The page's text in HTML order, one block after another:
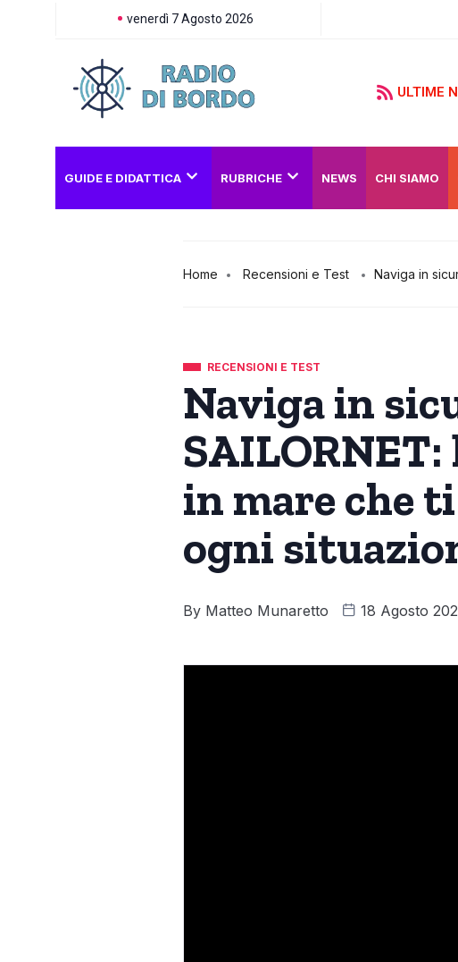
venerdì 7 Agosto 2026
ULTIME
GUIDE E DIDATTICA RUBRICHE NEWS CHI SIAMO
Home Recensioni e Test Naviga in
RECENSIONI E TEST
Naviga in
SAILORNET:
in mare che
ogni
By Matteo Munaretto 18 Agosto